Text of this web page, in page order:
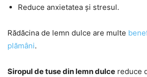
Reduce anxietatea și stresul.
Rădăcina de lemn dulce are multe
plămâni.
Siropul de tuse din lemn dulce reduce